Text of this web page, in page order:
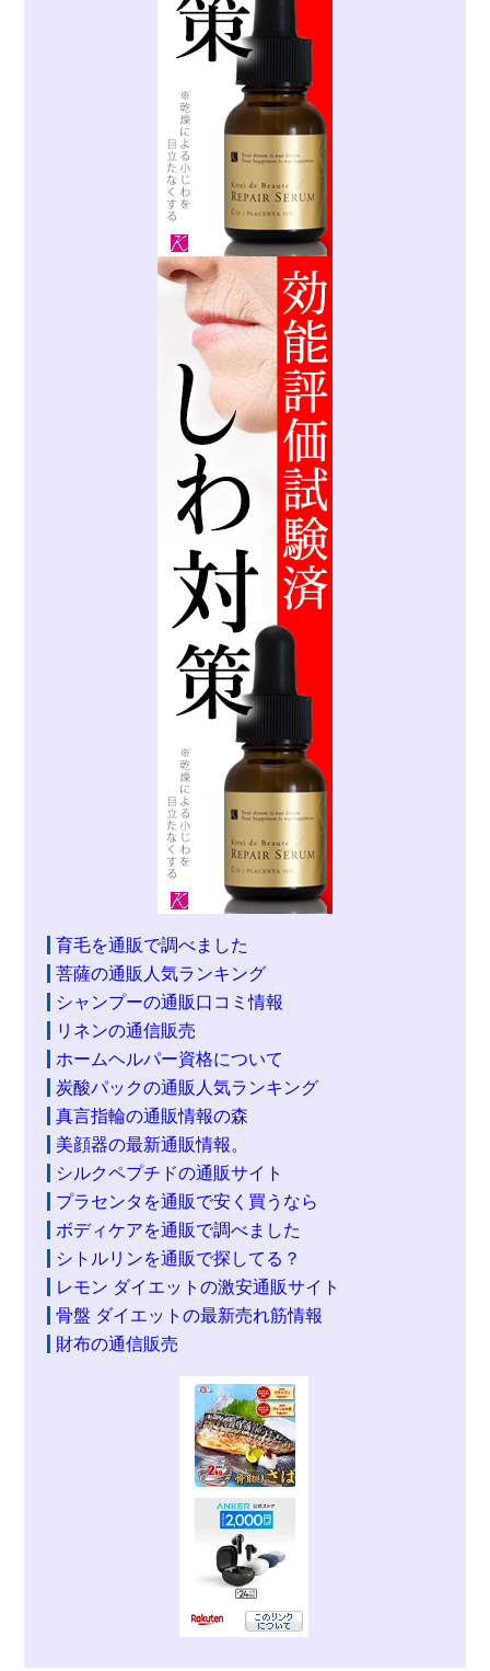
育毛を通販で調べました
菩薩の通販人気ランキング
シャンプーの通販口コミ情報
リネンの通信販売
ホームヘルパー資格について
炭酸パックの通販人気ランキング
真言指輪の通販情報の森
美顔器の最新通販情報。
シルクペプチドの通販サイト
プラセンタを通販で安く買うなら
ボディケアを通販で調べました
シトルリンを通販で探してる？
レモン ダイエットの激安通販サイト
骨盤 ダイエットの最新売れ筋情報
財布の通信販売